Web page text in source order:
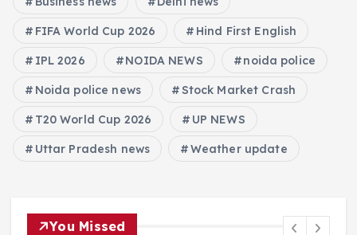
FIFA World Cup 2026 Hind First English
IPL 2026 NOIDA NEWS noida police
Noida police news Stock Market Crash
T20 World Cup 2026 UP NEWS
Uttar Pradesh news Weather update
You Missed